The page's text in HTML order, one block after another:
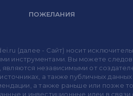
ПОЖЕЛАНИЯ
(далее - Сайт) носит
инструментами. Вы можете
независимыми от
а также публичных
а также раньше или позже
и инвестиционные идеи в